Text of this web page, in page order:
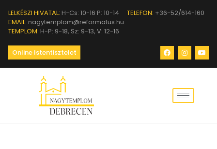
LELKÉSZI HIVATAL: H-Cs: 10-16 P: 10-14 TELEFON: +36-52/614-160
EMAIL: nagytemplom@reformatus.hu
TEMPLOM: H-P: 9-18, Sz: 9-13, V: 12-16
Online Istentisztelet